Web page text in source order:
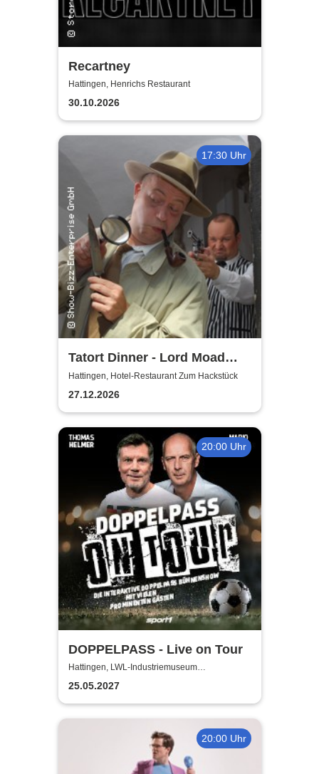
Recartney
Hattingen, Henrichs Restaurant
30.10.2026
17:30 Uhr
Tatort Dinner - Lord Moad
lässt bitten!
Hattingen, Hotel-Restaurant Zum Hackstück
27.12.2026
20:00 Uhr
DOPPELPASS - Live on Tour
Hattingen, LWL-Industriemuseum
Henrichshütte
25.05.2027
20:00 Uhr